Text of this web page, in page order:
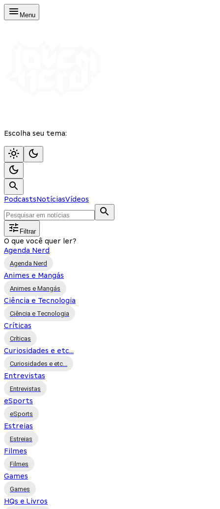
Menu
Escolha seu tema:
PodcastsNotíciasVídeos
Filtrar
O que você quer ler?
Agenda Nerd
Agenda Nerd
Animes e Mangás
Animes e Mangás
Ciência e Tecnologia
Ciência e Tecnologia
Críticas
Críticas
Curiosidades e etc...
Curiosidades e etc...
Entrevistas
Entrevistas
eSports
eSports
Estreias
Estreias
Filmes
Filmes
Games
Games
HQs e Livros